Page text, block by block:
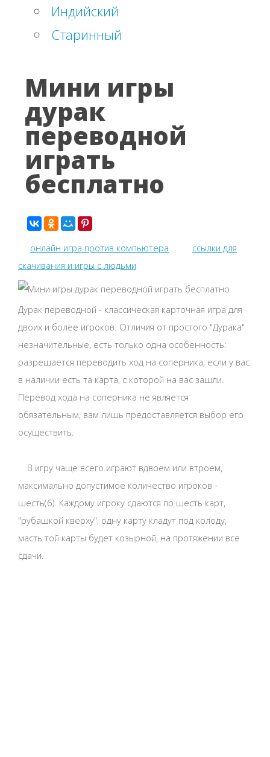
Индийский
Старинный
Мини игры
дурак
переводной
играть
бесплатно
онлайн игра против компьютера
ссылки для
скачивания и игры с людьми
Дурак переводной - классическая карточная игра для
двоих и более игроков. Отличия от простого "Дурака"
незначительные, есть только одна особенность:
разрешается переводить ход на соперника, если у вас
в наличии есть та карта, с которой на вас зашли.
Перевод хода на соперника не является
обязательным, вам лишь предоставляется выбор его
осуществить.
В игру чаще всего играют вдвоем или втроем,
максимально допустимое количество игроков -
шесть(6). Каждому игроку сдаются по шесть карт,
"рубашкой кверху", одну карту кладут под колоду,
масть той карты будет козырной, на протяжении все
сдачи.